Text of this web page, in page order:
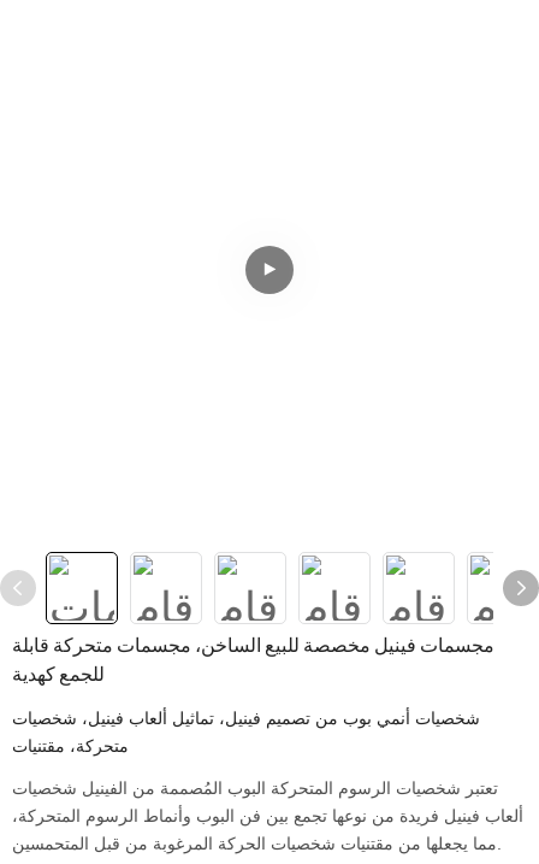
مجسمات فينيل مخصصة للبيع الساخن، مجسمات متحركة قابلة
للجمع كهدية
شخصيات أنمي بوب من تصميم فينيل، تماثيل ألعاب فينيل، شخصيات
متحركة، مقتنيات
تعتبر شخصيات الرسوم المتحركة البوب ​​​​المُصممة من الفينيل شخصيات
ألعاب فينيل فريدة من نوعها تجمع بين فن البوب ​​وأنماط الرسوم المتحركة،